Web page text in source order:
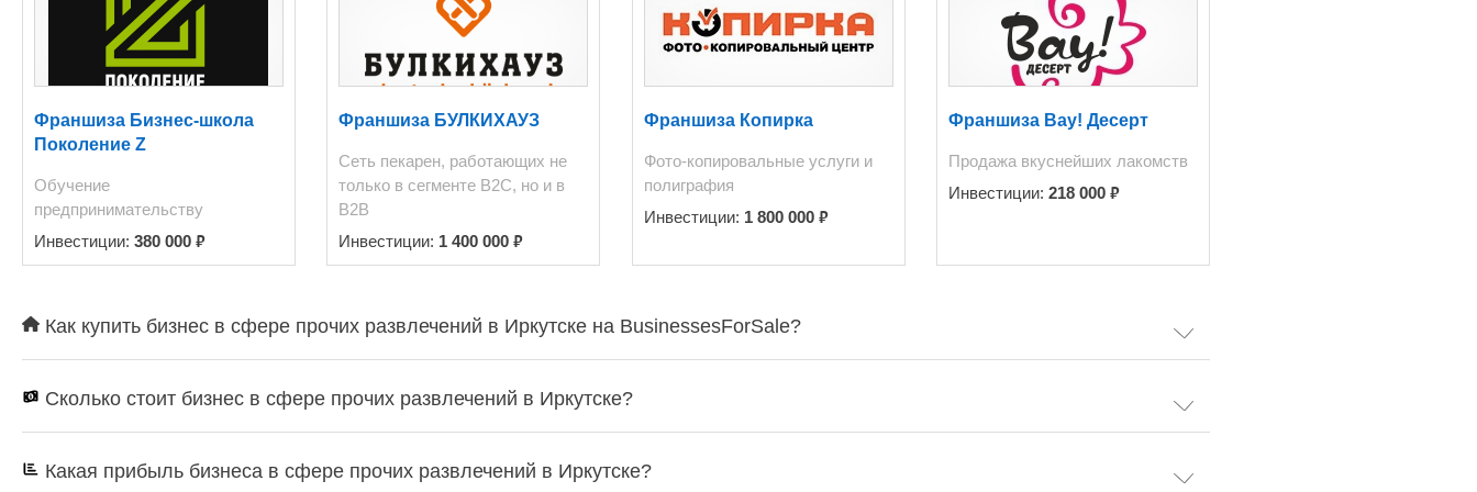
Франшиза Бизнес-школа
Поколение Z
Обучение
предпринимательству
Инвестиции: 380 000 ₽
Франшиза БУЛКИХАУЗ
Сеть пекарен, работающих не
только в сегменте В2С, но и в
В2В
Инвестиции: 1 400 000₽
Франшиза Копирка
Фото-копировальные услуги и
полиграфия
Инвестиции: 1 800 000 ₽
Франшиза Вау! Десерт
Продажа вкуснейших лакомств
Инвестиции:218 000₽
Как купить бизнес в сфере прочих развлечений в Иркутске на BusinessesForSale?
Сколько стоит бизнес в сфере прочих развлечений в Иркутске?
Какая прибыль бизнеса в сфере прочих развлечений в Иркутске?